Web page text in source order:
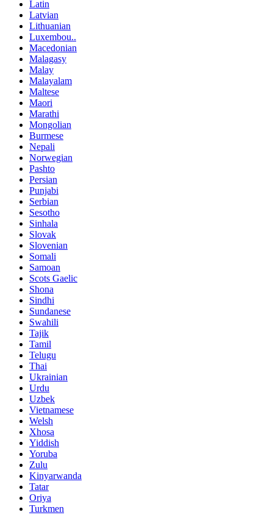
Latin
Latvian
Lithuanian
Luxembou..
Macedonian
Malagasy
Malay
Malayalam
Maltese
Maori
Marathi
Mongolian
Burmese
Nepali
Norwegian
Pashto
Persian
Punjabi
Serbian
Sesotho
Sinhala
Slovak
Slovenian
Somali
Samoan
Scots Gaelic
Shona
Sindhi
Sundanese
Swahili
Tajik
Tamil
Telugu
Thai
Ukrainian
Urdu
Uzbek
Vietnamese
Welsh
Xhosa
Yiddish
Yoruba
Zulu
Kinyarwanda
Tatar
Oriya
Turkmen